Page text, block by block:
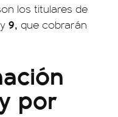
los titulares de
y 9, que cobrarán
por